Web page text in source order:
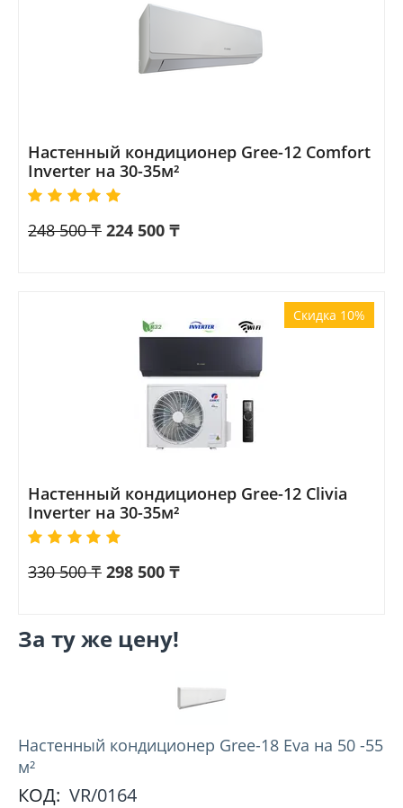
Настенный кондиционер Gree-12 Comfort
Inverter на 30-35м²
248 500 ₸ 224 500 ₸
Скидка 10%
Настенный кондиционер Gree-12 Clivia
Inverter на 30-35м²
330 500 ₸ 298 500 ₸
За ту же цену!
Настенный кондиционер Gree-18 Eva на 50 -55
м²
КОД: VR/0164